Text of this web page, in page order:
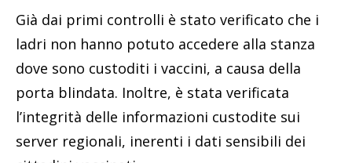
Già dai primi controlli è stato verificato che i
ladri non hanno potuto accedere alla stanza
dove sono custoditi i vaccini, a causa della
porta blindata. Inoltre, è stata verificata
l’integrità delle informazioni custodite sui
server regionali, inerenti i dati sensibili dei